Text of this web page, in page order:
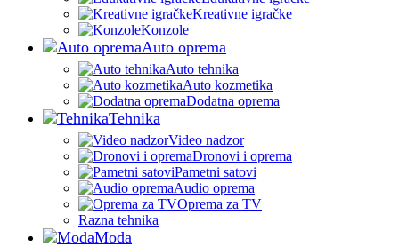
Kreativne igračke
Konzole
Auto oprema
Auto tehnika
Auto kozmetika
Dodatna oprema
Tehnika
Video nadzor
Dronovi i oprema
Pametni satovi
Audio oprema
Oprema za TV
Razna tehnika
Moda